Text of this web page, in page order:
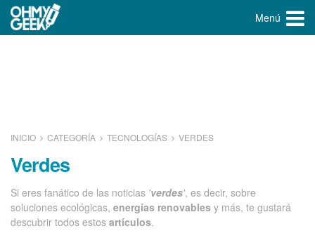
Menú
INICIO CATEGORÍA TECNOLOGÍ­AS VERDES
Verdes
Si eres fanático de las noticias 'verdes', es decir, sobre
soluciones ecológicas, energí­as renovables y más, te gustará
descubrir todos estos artí­culos.